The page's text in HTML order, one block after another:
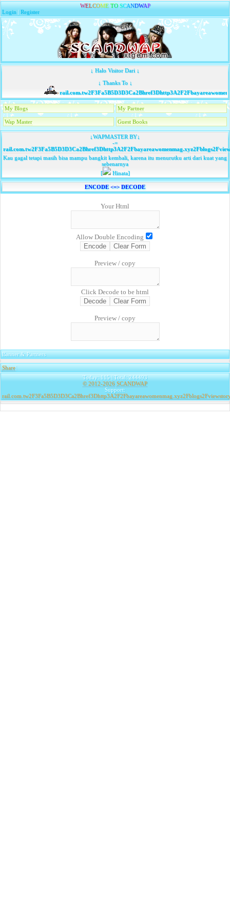
WELCOME TO SCANDWAP
Login |Register
↓ Halo Visitor Dari ↓
↓ Thanks To ↓
My Blogs My Partner
Wap Master Guest Books
↓WAPMASTER BY↓
-=
Kau gagal tetapi masih bisa mampu bangkit kembali, karena itu menurutku arti dari kuat yang
sebenarnya
[
Hinata]
ENCODE <=> DECODE
Your Html
Allow Double Encoding
Preview / copy
Click Decode to be html
Preview / copy
Banner & Partners
Share|
Today: 115 | Total: 244493
© 2012-2026 SCANDWAP
Support: